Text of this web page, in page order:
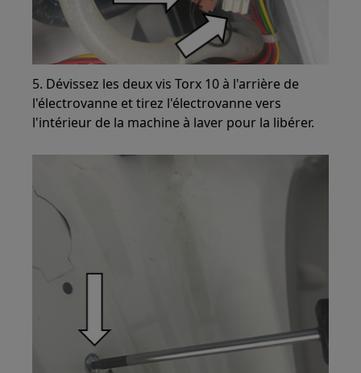
5. Dévissez les deux vis Torx 10 à l'arrière de
l'électrovanne et tirez l'électrovanne vers
l'intérieur de la machine à laver pour la libérer.